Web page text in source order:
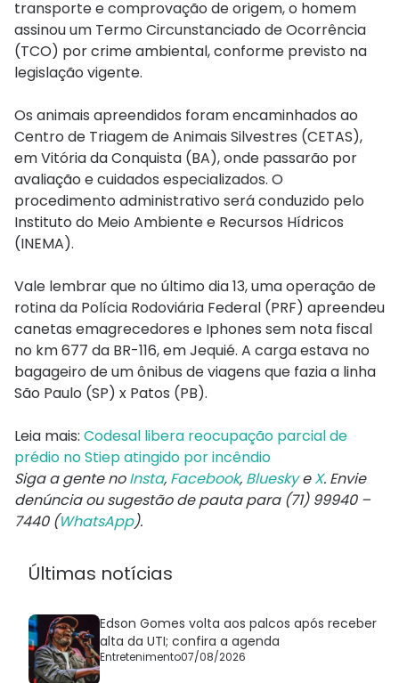
transporte e comprovação de origem, o homem
assinou um Termo Circunstanciado de Ocorrência
(TCO) por crime ambiental, conforme previsto na
legislação vigente.
Os animais apreendidos foram encaminhados ao
Centro de Triagem de Animais Silvestres (CETAS),
em Vitória da Conquista (BA), onde passarão por
avaliação e cuidados especializados. O
procedimento administrativo será conduzido pelo
Instituto do Meio Ambiente e Recursos Hídricos
(INEMA).
Vale lembrar que no último dia 13, uma operação de
rotina da Polícia Rodoviária Federal (PRF) apreendeu
canetas emagrecedores e Iphones sem nota fiscal
no km 677 da BR-116, em Jequié. A carga estava no
bagageiro de um ônibus de viagens que fazia a linha
São Paulo (SP) x Patos (PB).
Leia mais: Codesal libera reocupação parcial de
prédio no Stiep atingido por incêndio
Siga a gente noInsta, Facebook, BlueskyeX. Envie
denúncia ou sugestão de pauta para (71) 99940 –
7440 (WhatsApp).
Últimas notícias
Edson Gomes volta aos palcos após receber
alta da UTI; confira a agenda
Entretenimento07/08/2026